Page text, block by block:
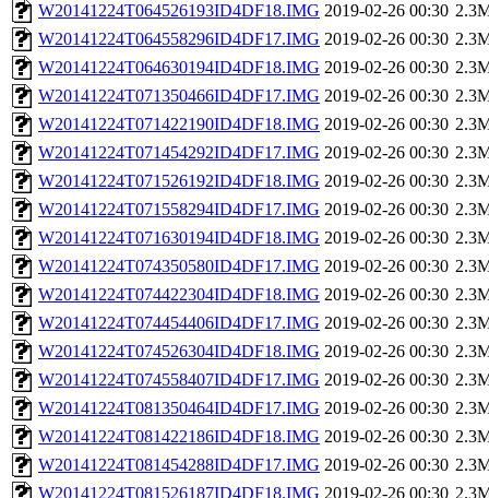
W20141224T064526193ID4DF18.IMG 2019-02-26 00:30
W20141224T064558296ID4DF17.IMG 2019-02-26 00:30
W20141224T064630194ID4DF18.IMG 2019-02-26 00:30
W20141224T071350466ID4DF17.IMG 2019-02-26 00:30
W20141224T071422190ID4DF18.IMG 2019-02-26 00:30
W20141224T071454292ID4DF17.IMG 2019-02-26 00:30
W20141224T071526192ID4DF18.IMG 2019-02-26 00:30
W20141224T071558294ID4DF17.IMG 2019-02-26 00:30
W20141224T071630194ID4DF18.IMG 2019-02-26 00:30
W20141224T074350580ID4DF17.IMG 2019-02-26 00:30
W20141224T074422304ID4DF18.IMG 2019-02-26 00:30
W20141224T074454406ID4DF17.IMG 2019-02-26 00:30
W20141224T074526304ID4DF18.IMG 2019-02-26 00:30
W20141224T074558407ID4DF17.IMG 2019-02-26 00:30
W20141224T081350464ID4DF17.IMG 2019-02-26 00:30
W20141224T081422186ID4DF18.IMG 2019-02-26 00:30
W20141224T081454288ID4DF17.IMG 2019-02-26 00:30
W20141224T081526187ID4DF18.IMG 2019-02-26 00:30